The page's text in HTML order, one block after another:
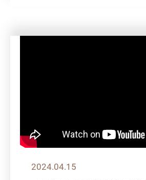
2024.04.15